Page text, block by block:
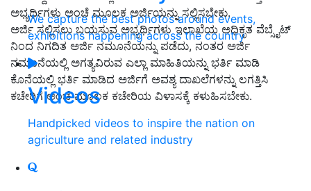
We capture the best photos around events,
exhibitions happening across the country
Videos
Handpicked videos to inspire the nation on
agriculture and related industry
ಅಭ್ಯರ್ಥಿಗಳು ಅಂಚೆ ಮೂಲಕ ಅರ್ಜಿಯನ್ನು ಸಲ್ಲಿಸಬೇಕು.
ಅರ್ಜಿ ಸಲ್ಲಿಸಲು ಬಯಸುವ ಅಭ್ಯರ್ಥಿಗಳು ಇಲಾಖೆಯ ಅಧಿಕೃತ ವೆಬ್ಸೈಟ್
ನಿಂದ ನಿಗದಿತ ಅರ್ಜಿ ನಮೂನೆಯನ್ನು ಪಡೆದು, ನಂತರ ಅರ್ಜಿ
ನಮೂನೆಯಲ್ಲಿ ಅಗತ್ಯವಿರುವ ಎಲ್ಲಾ ಮಾಹಿತಿಯನ್ನು ಭರ್ತಿ ಮಾಡಿ
ಕೊನೆಯಲ್ಲಿ ಭರ್ತಿ ಮಾಡಿದ ಅರ್ಜಿಗೆ ಅವಶ್ಯ ದಾಖಲೆಗಳನ್ನು ಲಗತ್ತಿಸಿ
ಕಚೇರಿಗೆ ಅಂಚೆ ಮೂಲಕ ಕಚೇರಿಯ ವಿಳಾಸಕ್ಕೆ ಕಳುಹಿಸಬೇಕು.